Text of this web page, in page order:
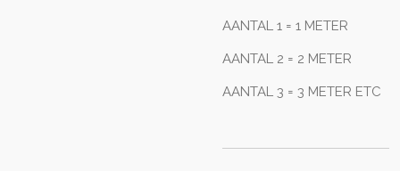
AANTAL 1 = 1 METER
AANTAL 2 = 2 METER
AANTAL 3 = 3 METER ETC